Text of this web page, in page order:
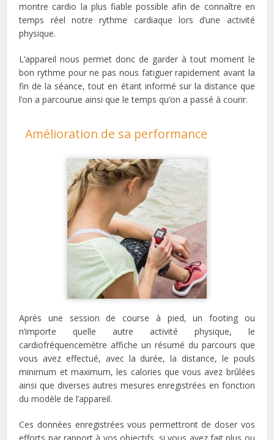
montre cardio la plus fiable possible afin de connaître en
temps réel notre rythme cardiaque lors d’une activité
physique.
L’appareil nous permet donc de garder à tout moment le
bon rythme pour ne pas nous fatiguer rapidement avant la
fin de la séance, tout en étant informé sur la distance que
l’on a parcourue ainsi que le temps qu’on a passé à courir.
Amélioration de sa performance
Après une session de course à pied, un footing ou
n’importe quelle autre activité physique, le
cardiofréquencemètre affiche un résumé du parcours que
vous avez effectué, avec la durée, la distance, le pouls
minimum et maximum, les calories que vous avez brûlées
ainsi que diverses autres mesures enregistrées en fonction
du modèle de l’appareil.
Ces données enregistrées vous permettront de doser vos